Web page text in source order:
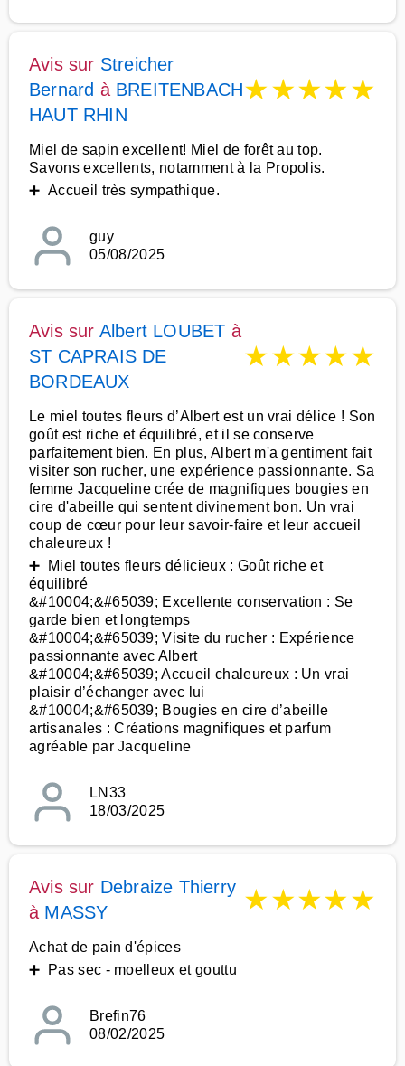
Avis sur Streicher
Bernard à BREITENBACH
HAUT RHIN
★★★★★
Miel de sapin excellent! Miel de forêt au top.
Savons excellents, notamment à la Propolis.
➕ Accueil très sympathique.
guy
05/08/2025
Avis sur Albert LOUBET à
ST CAPRAIS DE
BORDEAUX
★★★★★
Le miel toutes fleurs d’Albert est un vrai délice ! Son
goût est riche et équilibré, et il se conserve
parfaitement bien. En plus, Albert m'a gentiment fait
visiter son rucher, une expérience passionnante. Sa
femme Jacqueline crée de magnifiques bougies en
cire d'abeille qui sentent divinement bon. Un vrai
coup de cœur pour leur savoir-faire et leur accueil
chaleureux !
➕ Miel toutes fleurs délicieux : Goût riche et
équilibré
&#10004;&#65039; Excellente conservation : Se
garde bien et longtemps
&#10004;&#65039; Visite du rucher : Expérience
passionnante avec Albert
&#10004;&#65039; Accueil chaleureux : Un vrai
plaisir d’échanger avec lui
&#10004;&#65039; Bougies en cire d’abeille
artisanales : Créations magnifiques et parfum
agréable par Jacqueline
LN33
18/03/2025
Avis sur Debraize Thierry
à MASSY ★★★★★
Achat de pain d'épices
➕ Pas sec - moelleux et gouttu
Brefin76
08/02/2025